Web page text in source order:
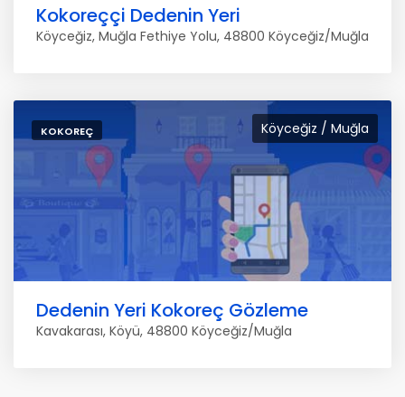
Kokoreççi Dedenin Yeri
Köyceğiz, Muğla Fethiye Yolu, 48800 Köyceğiz/Muğla
Köyceğiz / Muğla
KOKOREÇ
Dedenin Yeri Kokoreç Gözleme
Kavakarası, Köyü, 48800 Köyceğiz/Muğla